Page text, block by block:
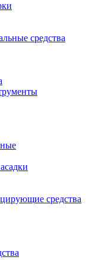
средства
средства